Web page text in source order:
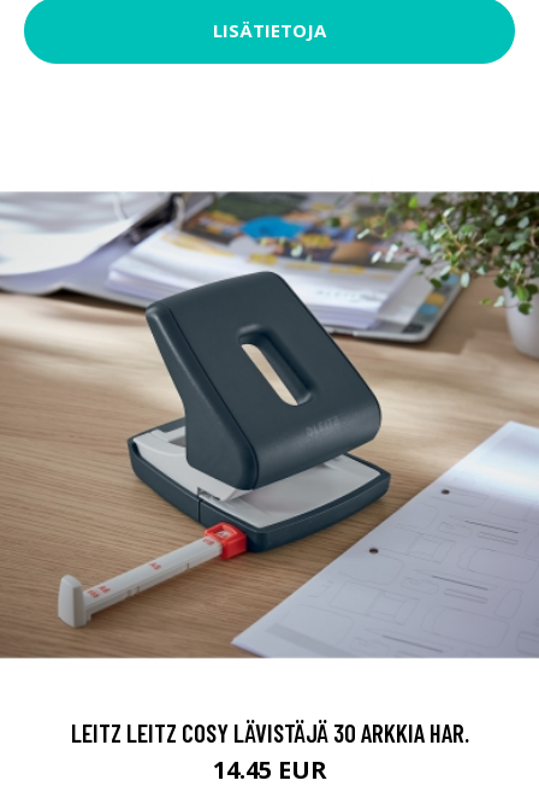
LISÄTIETOJA
LEITZ LEITZ COSY LÄVISTÄJÄ 30 ARKKIA HAR.
14.45 EUR